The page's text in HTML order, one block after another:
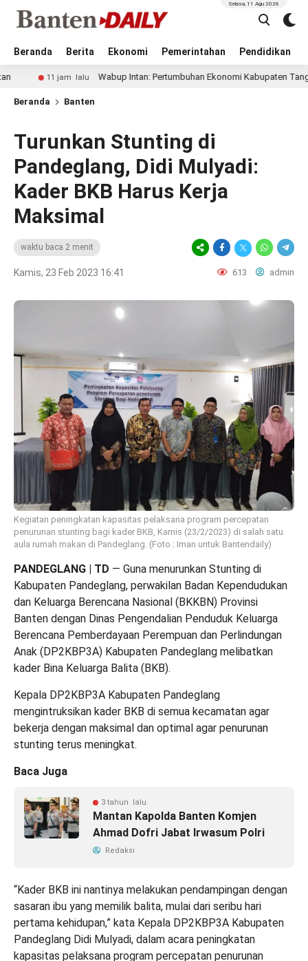
Beranda Berita Ekonomi Pemerintahan Pendidikan
Selasa, 11 Agu 2026
11 jam lalu Wabup Intan: Pertumbuhan Ekonomi Kabupaten Tangerang
Beranda Banten
Turunkan Stunting di
Pandeglang, Didi Mulyadi:
Kader BKB Harus Kerja
Maksimal
waktu baca 2 menit
Kamis, 23 Feb 2023 16:41 613 admin
Kegiatan peningkatan kapasitas pelaksana program percepatan
penurunan stunting bagi kader BKB, Kamis (23/2/2023) di salah satu
aula rumah makan di Pandeglang. (Foto : Iman untuk Bantendaily)
PANDEGLANG | TD — Guna menurunkan Stunting di
Kabupaten Pandeglang, perwakilan Badan Kependudukan
dan Keluarga Berencana Nasional (BKKBN) Provinsi
Banten dengan Dinas Pengendalian Penduduk Keluarga
Berencana Pemberdayaan Perempuan dan Perlindungan
Anak (DP2KBP3A) Kabupaten Pandeglang melibatkan
kader Bina Keluarga Balita (BKB).
Kepala DP2KBP3A Kabupaten Pandeglang
mengintruksikan kader BKB di semua kecamatan agar
bekerja dengan maksimal dan optimal agar penurunan
stunting terus meningkat.
Baca Juga
3 tahun lalu
Mantan Kapolda Banten Komjen
Ahmad Dofri Jabat Irwasum Polri
Redaksi
“Kader BKB ini nantinya melakukan pendampingan dengan
sasaran ibu yang memilik balita, mulai dari seribu hari
pertama kehidupan,” kata Kepala DP2KBP3A Kabupaten
Pandeglang Didi Mulyadi, dalam acara peningkatan
kapasitas pelaksana program percepatan penurunan